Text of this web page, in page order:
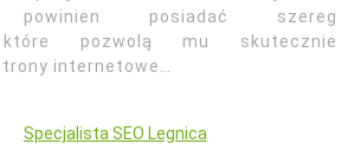
powinien posiadać szereg
które pozwolą mu skutecznie
internetowe…
Specjalista SEO Legnica